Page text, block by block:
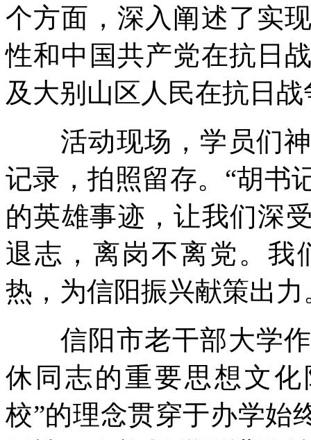
个方面，深入阐述了实
性和中国共产党在抗日
及大别山区人民在抗日
活动现场，学员们神
记录，拍照留存。“胡书
的英雄事迹，让我们深
退志，离岗不离党。我
热，为信阳振兴献策出力
信阳市老干部大学作
休同志的重要思想文
校”的理念贯穿于办学始